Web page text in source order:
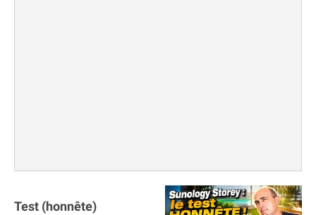
Test (honnête)